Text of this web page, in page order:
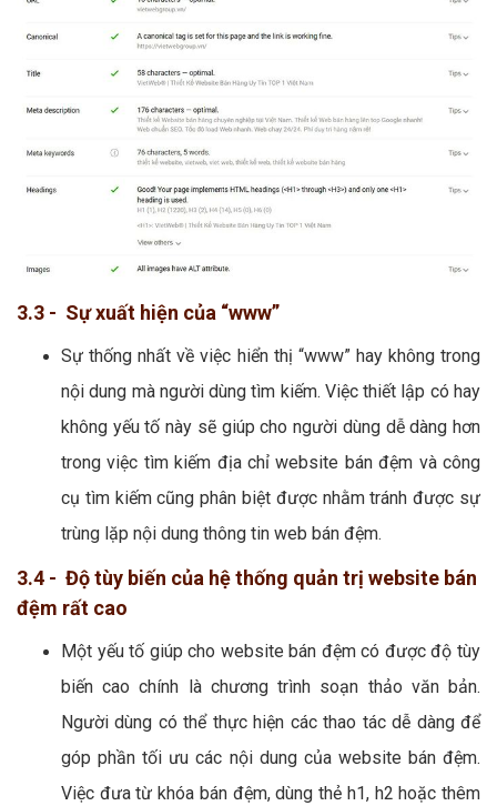
3.3 - Sự xuất hiện của “www”
Sự thống nhất về việc hiển thị “www” hay không trong
nội dung mà người dùng tìm kiếm. Việc thiết lập có hay
không yếu tố này sẽ giúp cho người dùng dễ dàng hơn
trong việc tìm kiếm địa chỉ website bán đệm và công
cụ tìm kiếm cũng phân biệt được nhằm tránh được sự
trùng lặp nội dung thông tin web bán đệm.
3.4 - Độ tùy biến của hệ thống quản trị website bán
đệm rất cao
Một yếu tố giúp cho website bán đệm có được độ tùy
biến cao chính là chương trình soạn thảo văn bản.
Người dùng có thể thực hiện các thao tác dễ dàng để
góp phần tối ưu các nội dung của website bán đệm.
Việc đưa từ khóa bán đệm, dùng thẻ h1, h2 hoặc thêm